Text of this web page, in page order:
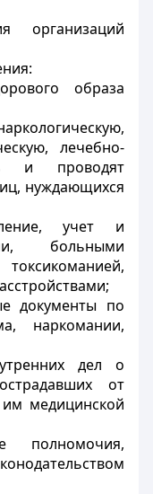
организаций
образа
лечебно-
и проводят
нуждающихся
учет и
больными
документы по
наркомании,
дел о
от
медицинской
полномочия,